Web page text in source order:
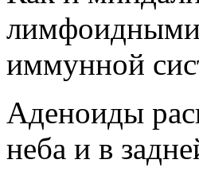
лимфоидными
иммунной
Аденоиды
неба и в